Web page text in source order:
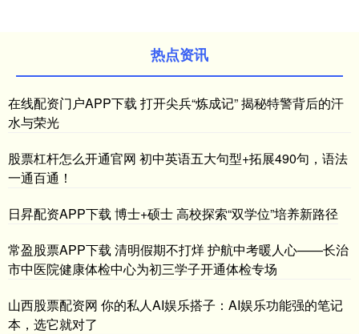
热点资讯
在线配资门户APP下载 打开尖兵“炼成记” 揭秘特警背后的汗
水与荣光
股票杠杆怎么开通官网 初中英语五大句型+拓展490句，语法
一通百通！
日昇配资APP下载 博士+硕士 高校探索“双学位”培养新路径
常盈股票APP下载 清明假期不打烊 护航中考暖人心——长治
市中医院健康体检中心为初三学子开通体检专场
山西股票配资网 你的私人AI娱乐搭子：AI娱乐功能强的笔记
本，选它就对了